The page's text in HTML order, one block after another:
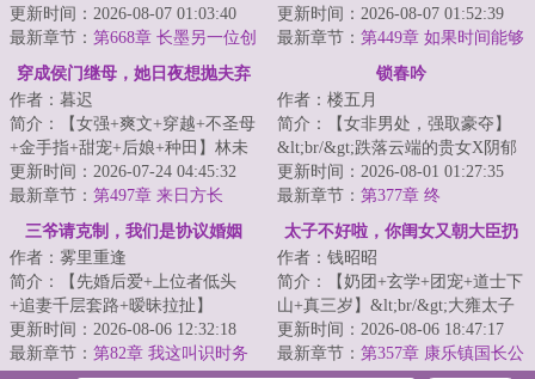
为她深爱着他。也相信终有一
天，她能将他的心...
更新时间：2026-08-07 01:03:40
最新章节： 第668章 长墨另一位创
始人
流后事。以为自己对他和这个家
的呵护，终有一...
更新时间：2026-08-07 01:52:39
最新章节： 第449章 如果时间能够
穿成侯门继母，她日夜想抛夫弃
作者：暮迟
简介：【女强+爽文+穿越+不圣母
+金手指+甜宠+后娘+种田】林未
穿过来，就成了寡妇兼后娘。几
个白眼狼拿着...
更新时间：2026-07-24 04:45:32
最新章节： 第497章 来日方长
（完）
锁春吟
作者：楼五月
简介：【女非男处，强取豪夺】
&lt;br/&gt;跌落云端的贵女X阴郁
病娇摄政王&lt;br/&gt;沈辞吟是国
公府嫡女...
更新时间：2026-08-01 01:27:35
最新章节： 第377章 终
三爷请克制，我们是协议婚姻
作者：雾里重逢
简介：【先婚后爱+上位者低头
+追妻千层套路+暧昧拉扯】
&lt;br/&gt;【疯批深情占有欲大佬
VS清纯坚韧乖乖女...
更新时间：2026-08-06 12:32:18
最新章节： 第82章 我这叫识时务
太子不好啦，你闺女又朝大臣扔
作者：钱昭昭
简介：【奶团+玄学+团宠+道士下
山+真三岁】&lt;br/&gt;大雍太子
带回了一个专业哭丧的崽崽。
&lt;br/&gt;自...
更新时间：2026-08-06 18:47:17
最新章节： 第357章 康乐镇国长公